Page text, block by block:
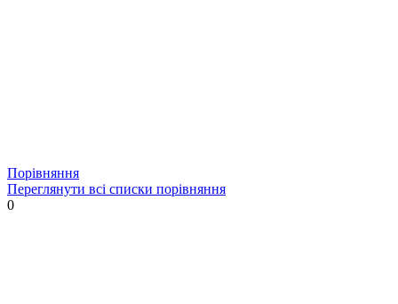
Порівняння
Переглянути всі списки порівняння
0